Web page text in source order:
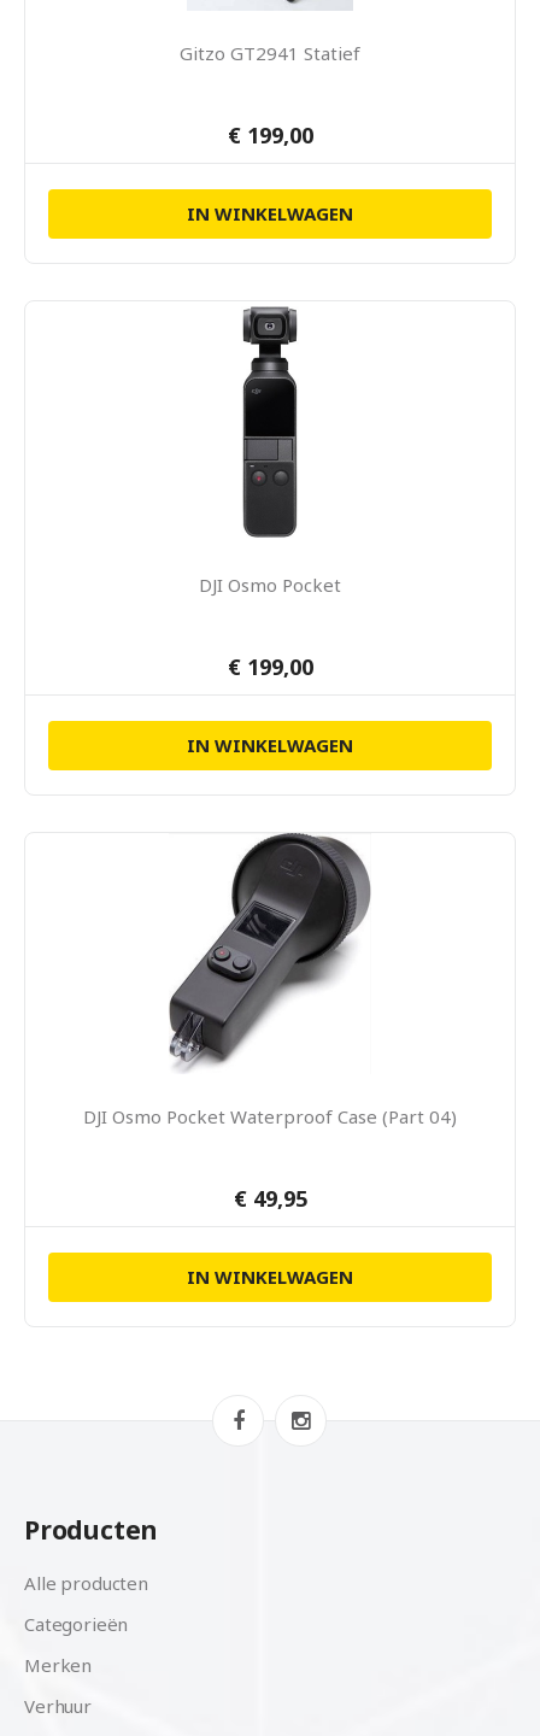
Gitzo GT2941 Statief
€ 199,00
IN WINKELWAGEN
DJI Osmo Pocket
€ 199,00
IN WINKELWAGEN
DJI Osmo Pocket Waterproof Case (Part 04)
€ 49,95
IN WINKELWAGEN
Producten
Alle producten
Categorieën
Merken
Verhuur